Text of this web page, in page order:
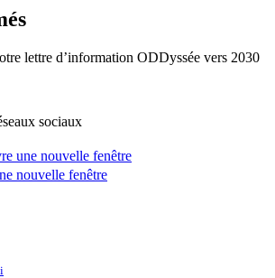
lettre d’information ODDyssée vers 2030
sociaux
une nouvelle fenêtre
nouvelle fenêtre